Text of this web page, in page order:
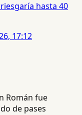
hasta 40
17:12